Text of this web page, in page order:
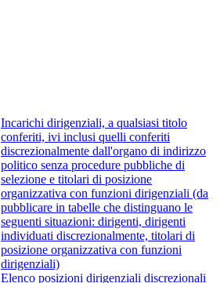
Incarichi dirigenziali, a qualsiasi titolo
conferiti, ivi inclusi quelli conferiti
discrezionalmente dall'organo di indirizzo
politico senza procedure pubbliche di
selezione e titolari di posizione
organizzativa con funzioni dirigenziali (da
pubblicare in tabelle che distinguano le
seguenti situazioni: dirigenti, dirigenti
individuati discrezionalmente, titolari di
posizione organizzativa con funzioni
dirigenziali)
Elenco posizioni dirigenziali discrezionali